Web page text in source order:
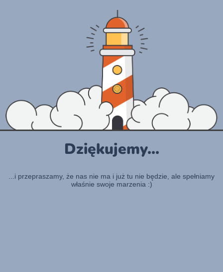
Dziękujemy...
...i przepraszamy, że nas nie ma i już tu nie będzie, ale spełniamy
właśnie swoje marzenia :)